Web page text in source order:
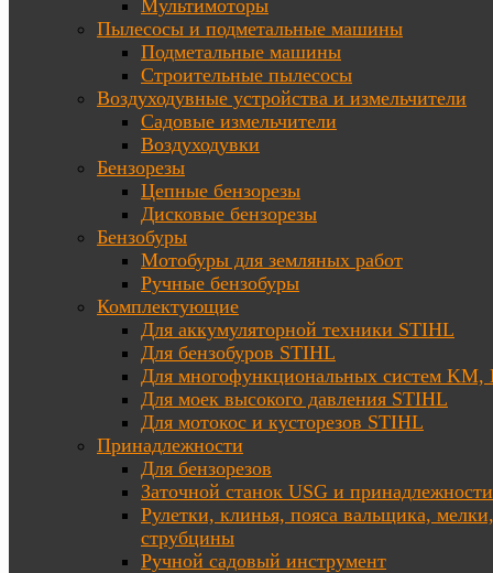
Мультимоторы
Пылесосы и подметальные машины
Подметальные машины
Строительные пылесосы
Воздуходувные устройства и измельчители
Садовые измельчители
Воздуходувки
Бензорезы
Цепные бензорезы
Дисковые бензорезы
Бензобуры
Мотобуры для земляных работ
Ручные бензобуры
Комплектующие
Для аккумуляторной техники STIHL
Для бензобуров STIHL
Для многофункциональных систем KM,
Для моек высокого давления STIHL
Для мотокос и кусторезов STIHL
Принадлежности
Для бензорезов
Заточной станок USG и принадлежности
Рулетки, клинья, пояса вальщика, мелки,
струбцины
Ручной садовый инструмент